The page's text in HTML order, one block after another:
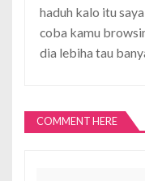
haduh kalo itu
coba kamu
dia lebiha tau
COMMENT HERE